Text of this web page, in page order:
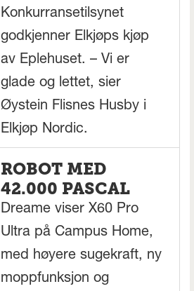
Konkurransetilsynet
godkjenner Elkjøps kjøp
av Eplehuset. – Vi er
glade og lettet, sier
Øystein Flisnes Husby i
Elkjøp Nordic.
ROBOT MED
42.000 PASCAL
Dreame viser X60 Pro
Ultra på Campus Home,
med høyere sugekraft, ny
moppfunksjon og